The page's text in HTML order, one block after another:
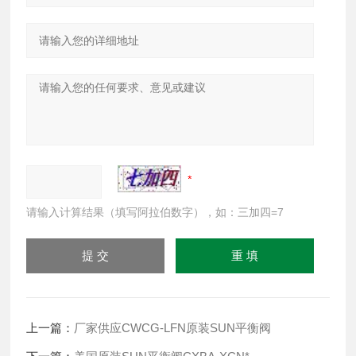
请输入计算结果（填写阿拉伯数字），如：三加四=7
上一篇： 厂家供应CWCG-LFN原装SUN平衡阀